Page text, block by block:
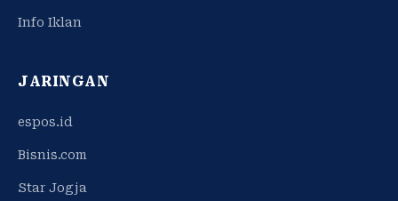
Info Iklan
JARINGAN
espos.id
Bisnis.com
Star Jogja